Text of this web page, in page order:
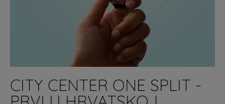
CITY CENTER ONE SPLIT -